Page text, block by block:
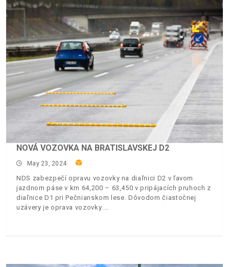
NOVÁ VOZOVKA NA BRATISLAVSKEJ D2
May 23, 2024
NDS zabezpečí opravu vozovky na diaľnici D2 v ľavom
jazdnom páse v km 64,200 – 63,450 v pripájacích pruhoch z
diaľnice D1 pri Pečnianskom lese. Dôvodom čiastočnej
uzávery je oprava vozovky.